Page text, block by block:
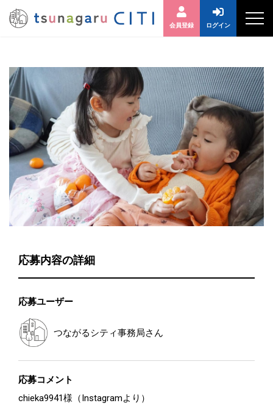
会員登録 ログイン
応募内容の詳細
応募ユーザー
つながるシティ事務局さん
応募コメント
chieka9941様（Instagramより）